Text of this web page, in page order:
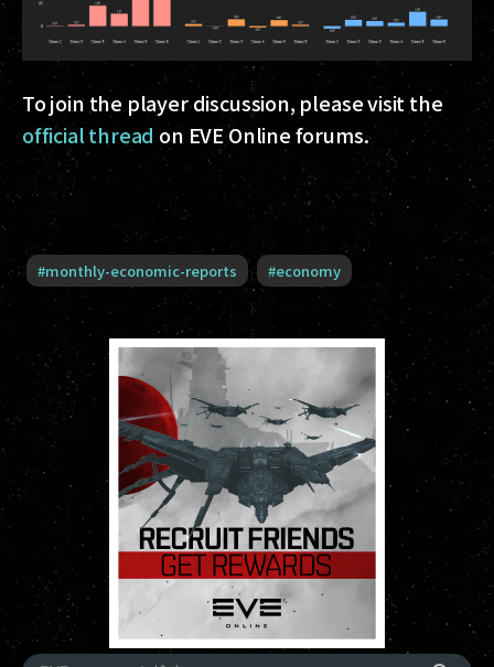
To join the player discussion, please visit the
official thread on EVE Online forums.
#monthly-economic-reports #economy